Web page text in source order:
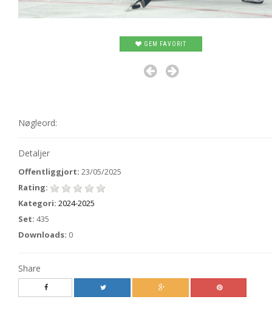
GEM FAVORIT
Nøgleord:
Detaljer
Offentliggjort: 23/05/2025
Rating:
Kategori: 2024-2025
Set: 435
Downloads: 0
Share